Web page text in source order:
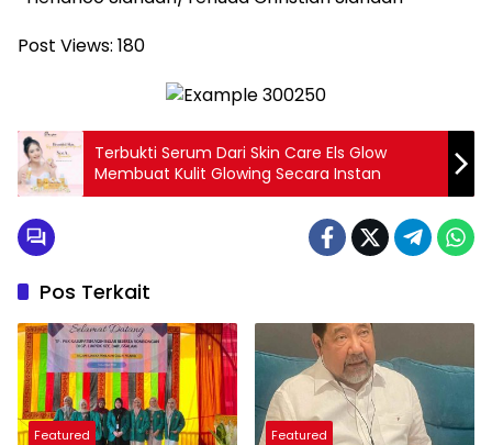
Post Views: 180
Terbukti Serum Dari Skin Care Els Glow
Membuat Kulit Glowing Secara Instan
Pos Terkait
Featured Featured